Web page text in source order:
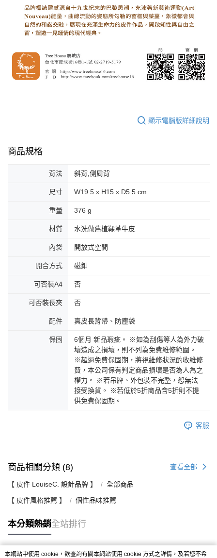
顯示電腦版詳細說明
商品規格
背法 斜背,側肩背
尺寸 W19.5 x H15 x D5.5 cm
重量 376 g
材質 水洗做舊植鞣革牛皮
內袋 開放式空間
開合方式 磁釦
可否裝A4 否
可否裝長夾 否
配件 真皮長背帶、防塵袋
保固
6個月 新品瑕疵。 ※如為刮傷等人為外力破
壞造成之損壞，則不列為免費維修範圍。
※超過免費保固期，將視維修狀況酌收維修
費，本公司保有判定商品損壞是否為人為之
權力。 ※若吊牌、外包裝不完整，恕無法
接受換貨。 ※若低於5折商品含5折則不提
供免費保固期。
客服
商品相關分類 (8) 查看全部
【 皮件 LouiseC. 設計品牌 】 全部商品
【 皮件風格推薦 】 個性品味推薦
本分類熱銷全站排行
本網站中使用 cookie，欲查詢有關本網站使用 cookie 方式之詳情，及若您不希